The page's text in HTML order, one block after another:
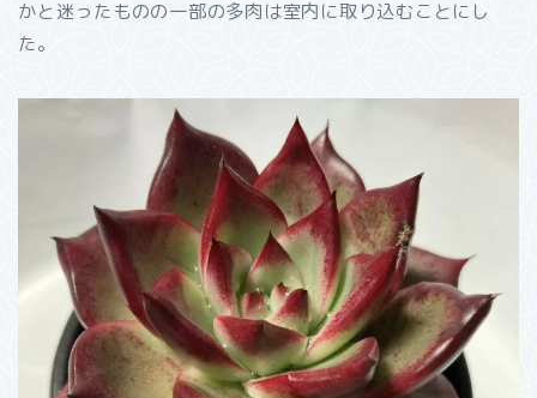
かと迷ったものの一部の多肉は室内に取り込むことにし
た。